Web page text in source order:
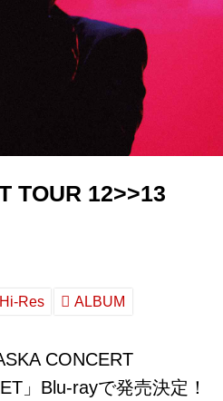
TOUR 12>>13
Hi-Res ALBUM
CONCERT
」Blu-rayで発売決定！